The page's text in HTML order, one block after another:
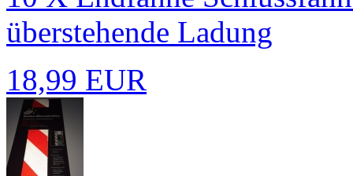
überstehende Ladung
18,99 EUR